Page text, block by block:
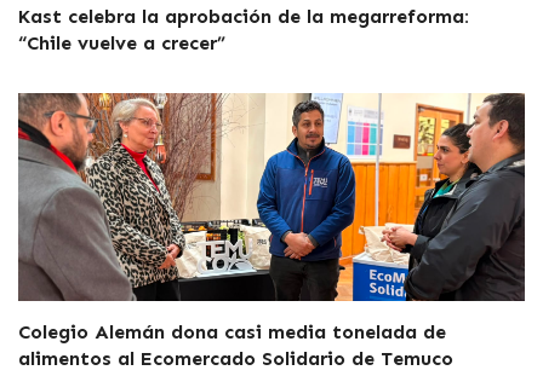
Kast celebra la aprobación de la megarreforma:
“Chile vuelve a crecer”
Colegio Alemán dona casi media tonelada de
alimentos al Ecomercado Solidario de Temuco